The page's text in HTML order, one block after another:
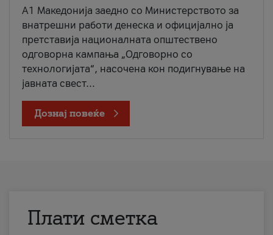
A1 Македонија заедно со Министерството за
внатрешни работи денеска и официјално ја
претставија националната општествено
одговорна кампања „Одговорно со
технологијата“, насочена кон подигнување на
јавната свест...
Дознај повеќе
Плати сметка